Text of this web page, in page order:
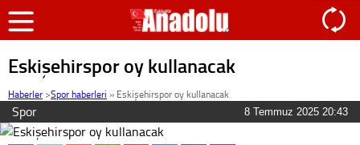
Eskişehirspor oy kullanacak
Haberler >Spor haberleri » Eskişehirspor oy kullanacak
Spor 8 Temmuz 2025 20:43